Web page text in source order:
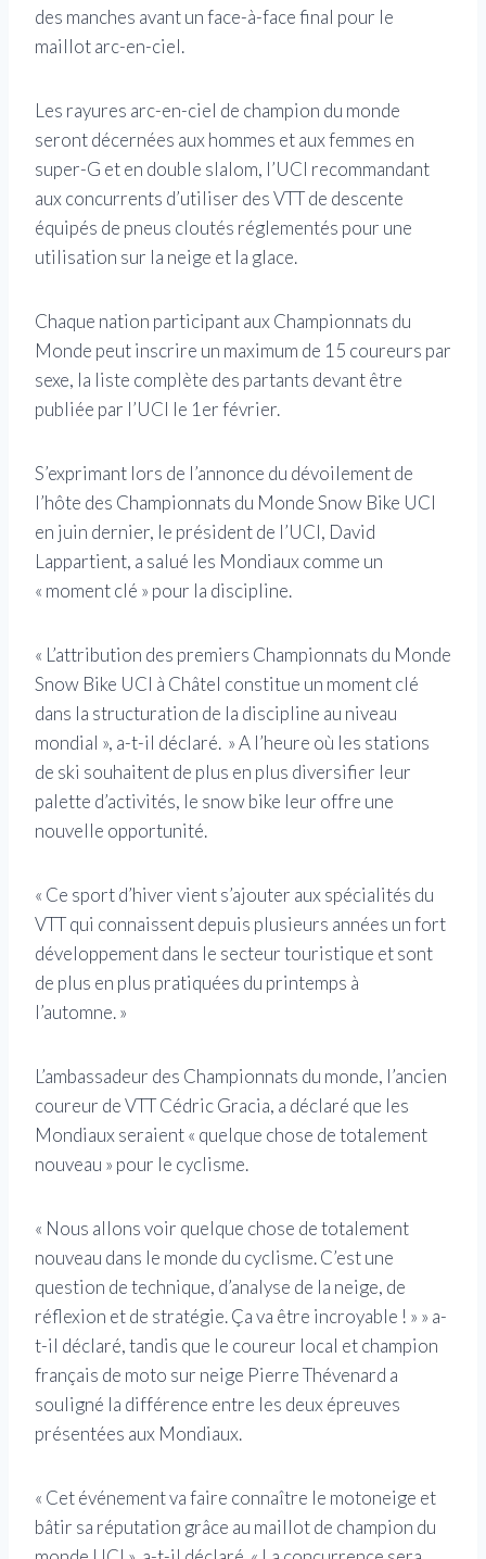
des manches avant un face-à-face final pour le
maillot arc-en-ciel.
Les rayures arc-en-ciel de champion du monde
seront décernées aux hommes et aux femmes en
super-G et en double slalom, l’UCI recommandant
aux concurrents d’utiliser des VTT de descente
équipés de pneus cloutés réglementés pour une
utilisation sur la neige et la glace.
Chaque nation participant aux Championnats du
Monde peut inscrire un maximum de 15 coureurs par
sexe, la liste complète des partants devant être
publiée par l’UCI le 1er février.
S’exprimant lors de l’annonce du dévoilement de
l’hôte des Championnats du Monde Snow Bike UCI
en juin dernier, le président de l’UCI, David
Lappartient, a salué les Mondiaux comme un
« moment clé » pour la discipline.
« L’attribution des premiers Championnats du Monde
Snow Bike UCI à Châtel constitue un moment clé
dans la structuration de la discipline au niveau
mondial », a-t-il déclaré. » A l’heure où les stations
de ski souhaitent de plus en plus diversifier leur
palette d’activités, le snow bike leur offre une
nouvelle opportunité.
« Ce sport d’hiver vient s’ajouter aux spécialités du
VTT qui connaissent depuis plusieurs années un fort
développement dans le secteur touristique et sont
de plus en plus pratiquées du printemps à
l’automne. »
L’ambassadeur des Championnats du monde, l’ancien
coureur de VTT Cédric Gracia, a déclaré que les
Mondiaux seraient « quelque chose de totalement
nouveau » pour le cyclisme.
« Nous allons voir quelque chose de totalement
nouveau dans le monde du cyclisme. C’est une
question de technique, d’analyse de la neige, de
réflexion et de stratégie. Ça va être incroyable ! » » a-
t-il déclaré, tandis que le coureur local et champion
français de moto sur neige Pierre Thévenard a
souligné la différence entre les deux épreuves
présentées aux Mondiaux.
« Cet événement va faire connaître le motoneige et
bâtir sa réputation grâce au maillot de champion du